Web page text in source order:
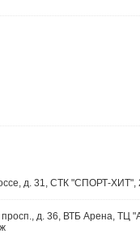
д. 31, СТК "СПОРТ-ХИТ",
просп., д. 36, ВТБ Арена, ТЦ